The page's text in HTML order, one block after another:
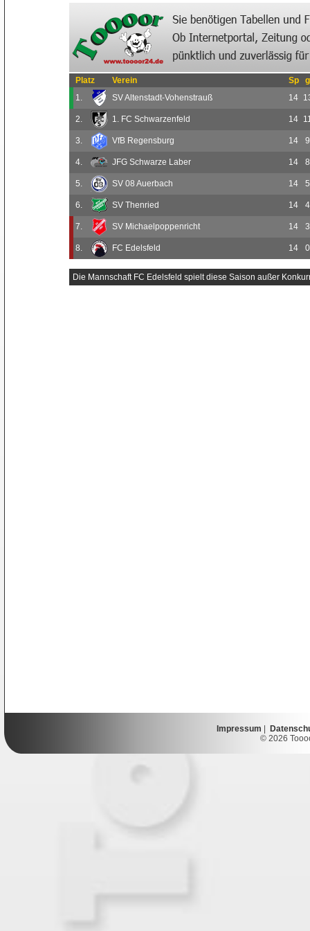
Platz Verein Sp
g
1.
SV Altenstadt-Vohenstrauß 14
2. 1. FC Schwarzenfeld 14
3. VfB Regensburg 14 9
4. JFG Schwarze Laber 14 8
5. SV 08 Auerbach 14 5
6. SV Thenried 14 4
7. SV Michaelpoppenricht 14 3
8. FC Edelsfeld 14 0
Die Mannschaft FC Edelsfeld spielt diese Saison außer
Impressum
© 2026